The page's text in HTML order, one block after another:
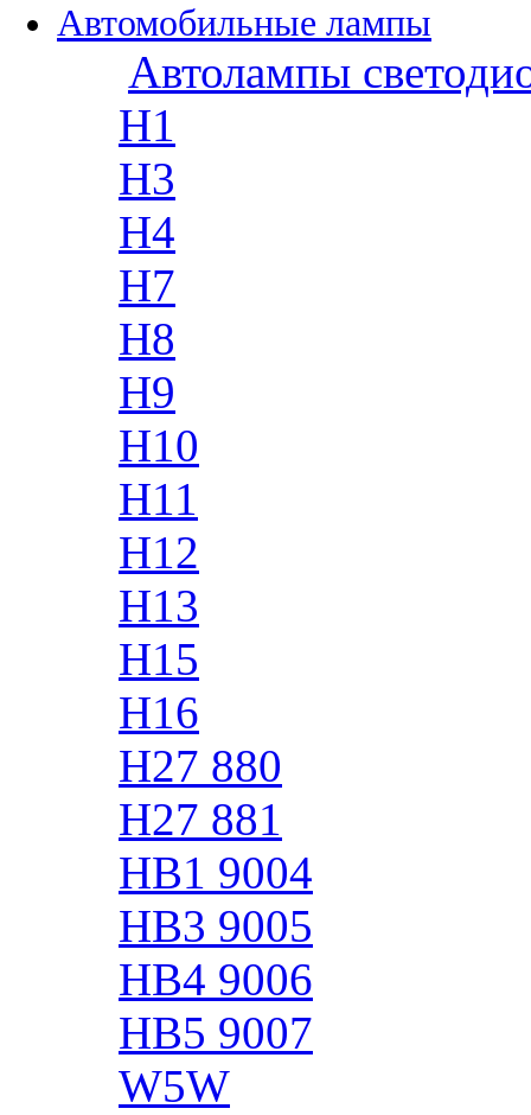
Автомобильные лампы
Автолампы
H1
H3
H4
H7
H8
H9
H10
H11
H12
H13
H15
H16
H27 880
H27 881
HB1 9004
HB3 9005
HB4 9006
HB5 9007
W5W